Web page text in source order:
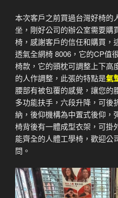
本次客戶之前買過台灣好椅的
坐，剛好公司的辦公室需要購
椅，感謝客戶的信任和購買，
透氣全網椅 8006，它的CP值
椅款，它的頭枕可調整上下高
的人作調整，此張的特點是氣
腰部有被包覆的感覺，讓您的
多功能扶手，六段升降，可後
納，後仰機構為中置式後仰，
椅背後有一體成型衣架，可掛
能齊全的人體工學椅，歡迎公
問。